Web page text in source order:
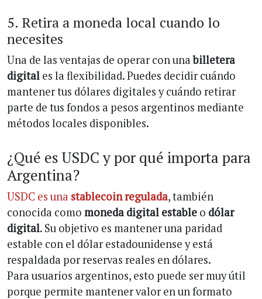
5. Retira a moneda local cuando lo
necesites
Una de las ventajas de operar con unabilletera
digital es la flexibilidad. Puedes decidir cuándo
mantener tus dólares digitales y cuándo retirar
parte de tus fondos a pesos argentinos mediante
métodos locales disponibles.
¿Qué es USDC y por qué importa para
Argentina?
USDC es una stablecoin regulada, también
conocida como moneda digital estable o dólar
digital. Su objetivo es mantener una paridad
estable con el dólar estadounidense y está
respaldada por reservas reales en dólares.
Para usuarios argentinos, esto puede ser muy útil
porque permite mantener valor en un formato